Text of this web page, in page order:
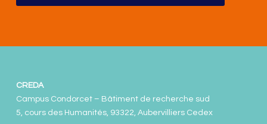
CREDA
Campus Condorcet – Bâtiment de recherche sud
5, cours des Humanités, 93322, Aubervilliers Cedex